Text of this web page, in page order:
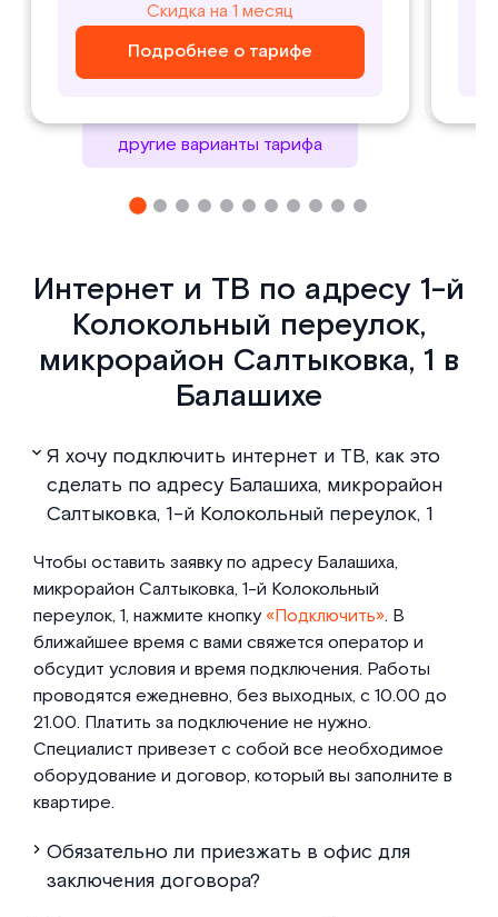
Скидка на 1 месяц
Подробнее о тарифе
Скидка на 1 месяц
Подробнее о тарифе
₽/ месяц
Подробнее о тарифе
₽/ месяц
Подробнее о тарифе
другие варианты тарифа
Интернет и ТВ по адресу 1-й
Колокольный переулок,
микрорайон Салтыковка, 1 в
Балашихе
Я хочу подключить интернет и ТВ, как это
сделать по адресу Балашиха, микрорайон
Салтыковка, 1-й Колокольный переулок, 1
Чтобы оставить заявку по адресу Балашиха,
микрорайон Салтыковка, 1-й Колокольный
переулок, 1, нажмите кнопку«Подключить». В
ближайшее время с вами свяжется оператор и
обсудит условия и время подключения. Работы
проводятся ежедневно, без выходных, с 10.00 до
21.00. Платить за подключение не нужно.
Специалист привезет с собой все необходимое
оборудование и договор, который вы заполните в
квартире.
Обязательно ли приезжать в офис для
заключения договора?